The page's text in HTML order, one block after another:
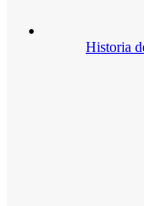
Historia